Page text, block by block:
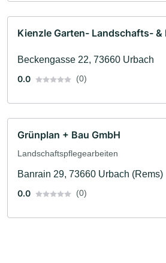
Kienzle Garten- Landschafts- &
Beckengasse 22, 73660 Urbach
0.0
(0)
Grünplan + Bau GmbH
Landschaftspflegearbeiten
Banrain 29, 73660 Urbach (Rems)
0.0
(0)